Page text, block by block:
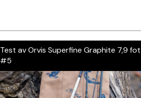
Test av Orvis Superfine Graphite 7,9 fot
#5